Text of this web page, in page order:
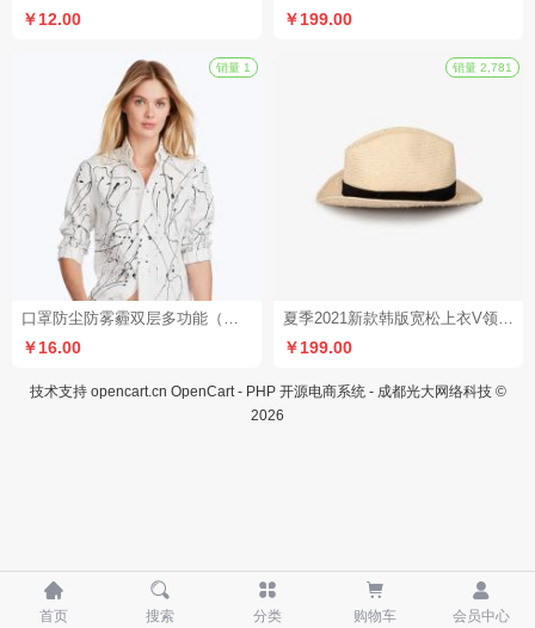
￥12.00 ￥199.00
口罩防尘防雾霾双层多功能（单品赠品）
￥16.00
夏季2021新款韩版宽松上衣V领心机锁骨设计感小众条纹短袖T恤女
￥199.00
技术支持 opencart.cn OpenCart - PHP 开源电商系统 - 成都光大网络科技 ©
2026

首页

搜索

分类

购物车

会员中心